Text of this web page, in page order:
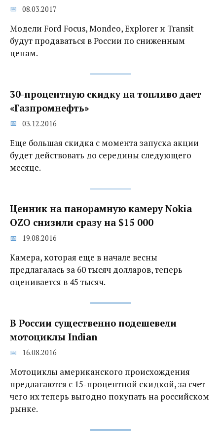
08.03.2017
Модели Ford Focus, Mondeo, Explorer и Transit
будут продаваться в России по сниженным
ценам.
30-процентную скидку на топливо дает
«Газпромнефть»
03.12.2016
Еще большая скидка с момента запуска акции
будет действовать до середины следующего
месяце.
Ценник на панорамную камеру Nokia
OZO снизили сразу на $15 000
19.08.2016
Камера, которая еще в начале весны
предлагалась за 60 тысяч долларов, теперь
оценивается в 45 тысяч.
В России существенно подешевели
мотоциклы Indian
16.08.2016
Мотоциклы американского происхождения
предлагаются с 15-процентной скидкой, за счет
чего их теперь выгодно покупать на российском
рынке.